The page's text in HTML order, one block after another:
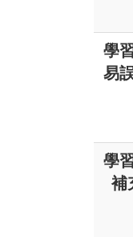
學
易
學
補